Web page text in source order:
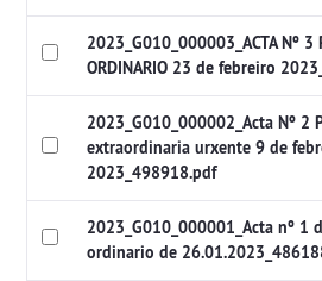
2023_G010_000003_ACTA Nº 3
ORDINARIO 23 de febreiro
2023_G010_000002_Acta Nº 2
extraordinaria urxente 9 de
2023_498918.pdf
2023_G010_000001_Acta nº 1
ordinario de